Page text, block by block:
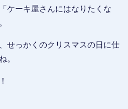
ケーキ屋さんにはなりたくな
せっかくのクリスマスの日に仕
。